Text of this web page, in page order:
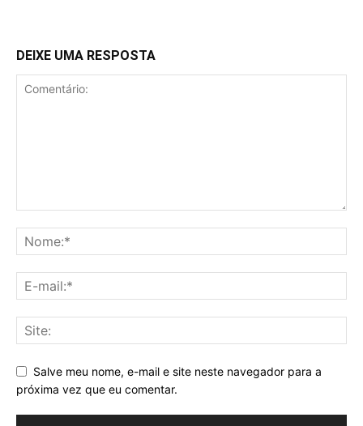
DEIXE UMA RESPOSTA
Salve meu nome, e-mail e site neste navegador para a
próxima vez que eu comentar.